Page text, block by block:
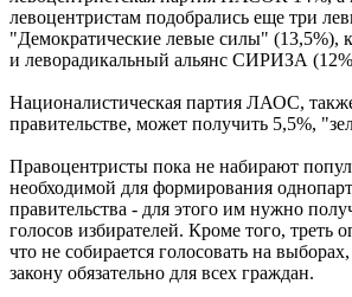
левоцентристам подобрались еще три
"Демократические левые силы" (13,5%),
и леворадикальный альянс СИРИЗА
Националистическая партия ЛАОС,
правительстве, может получить 5,5%,
Правоцентристы пока не набирают
необходимой для формирования
правительства - для этого им нужно
голосов избирателей. Кроме того, треть
что не собирается голосовать на
закону обязательно для всех граждан.